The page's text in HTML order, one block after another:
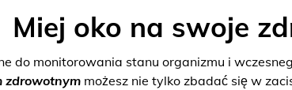
Miej oko na swoje
do monitorowania stanu organizmu i
zdrowotnymmożesz nie tylko zbadać się w